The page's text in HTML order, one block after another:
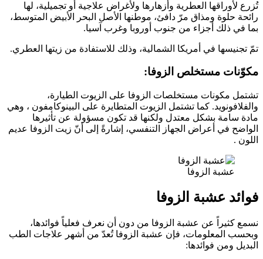
تُزرع لأوراقها العطرية وأزهارها ولأغراض علاجية أو تجميلية، لها
رائحة حلوة ومذاق مرّ دافئ، موطنها الأصل البحر الأبيض المتوسط،
بما في ذلك أجزاء من جنوب أوروبا وغرب آسيا.
تمّ تجنيسها في أمريكا الشمالية، وذلك للاستفادة من زيتها العطري.
مكوّنات مستخلص الزوفا:
تشتمل مكونات مستخلصات الزوفا على الزيوت الطيارة،
والفلافونويد. كما تشتمل الزيوت المتطايرة على البينوكامفون ، وهي
مادة سامة بشكل معتدل ولكنها قد تكون مسؤولة عن تأثيرها
الواضح في أعراض الجهاز التنفسي، إشارةً إلى أنّ زيت الزوفا عديم
اللون .
عشبة الزوفا
فوائد عشبة الزوفا
نسمع كثيراً عن عشبة الزوفا من دون أن نعرف فعلياً فوائدها،
وبحسب المعلومات، فإن عشبة الزوفا تُعدّ من أشهر علاجات الطب
البديل ومن فوائدها: